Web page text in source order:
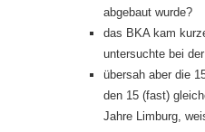
abgebaut wurde?
das BKA kam
untersuchte bei
übersah aber die
den 15 (fast)
Jahre Limburg,